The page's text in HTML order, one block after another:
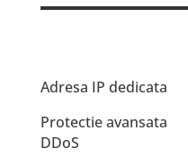
Adresa IP dedicata
Protectie avansata
DDoS